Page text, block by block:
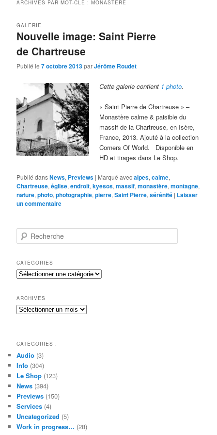
ARCHIVES PAR MOT-CLÉ :MONASTÈRE
Nouvelle image: Saint Pierre
de Chartreuse
GALERIE
Publié le7 octobre 2013parJérôme Roudet
Cette galerie contient 1 photo.
« Saint Pierre de Chartreuse » –
Monastère calme & paisible du
massif de la Chartreuse, en Isère,
France, 2013. Ajouté à la collection
Corners Of World. Disponible en
HD et tirages dans Le Shop.
Publié dansNews, Previews | Marqué avecalpes,calme,
Chartreuse,église,endroit,kyesos,massif,monastère,montagne,
nature,photo,photographie,pierre,Saint Pierre,sérénité | Laisser
un commentaire
e
h
e
r
h
e
CATÉGORIES
Catégories
ARCHIVES
Archives
CATÉGORIES :
Audio (3)
Info (304)
Le Shop (123)
News (394)
Previews (150)
Services (4)
Uncategorized (5)
Work in progress… (28)